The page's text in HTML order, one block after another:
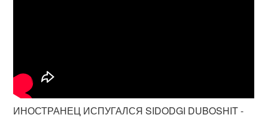
ИНОСТРАНЕЦ ИСПУГАЛСЯ SIDODGI DUBOSHIT -